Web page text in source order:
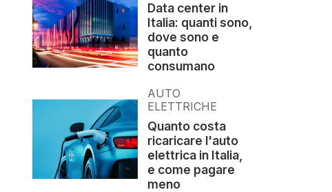
Data center in
Italia: quanti sono,
dove sono e
quanto
consumano
AUTO
ELETTRICHE
Quanto costa
ricaricare l'auto
elettrica in Italia,
e come pagare
meno